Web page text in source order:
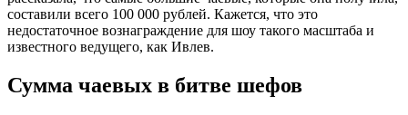
составили всего 100 000 рублей. Кажется, что это
недостаточное вознаграждение для шоу такого масштаба и
известного ведущего, как Ивлев.
Сумма чаевых в битве шефов